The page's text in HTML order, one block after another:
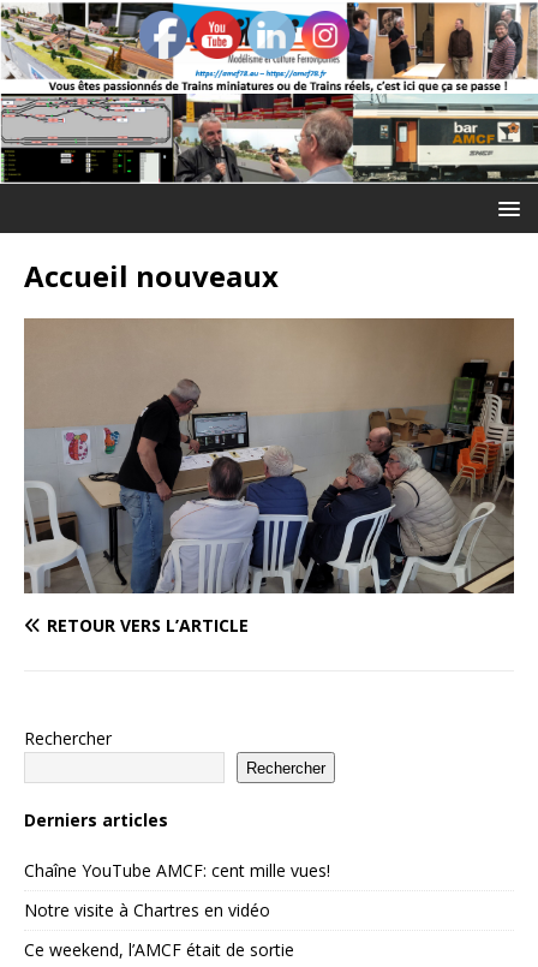
Accueil nouveaux
RETOUR VERS L’ARTICLE
Rechercher
Rechercher
Derniers articles
Chaîne YouTube AMCF: cent mille vues!
Notre visite à Chartres en vidéo
Ce weekend, l’AMCF était de sortie